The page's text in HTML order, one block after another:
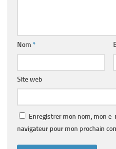
Nom *
Site web
Enregistrer mon nom, mon
navigateur pour mon prochain